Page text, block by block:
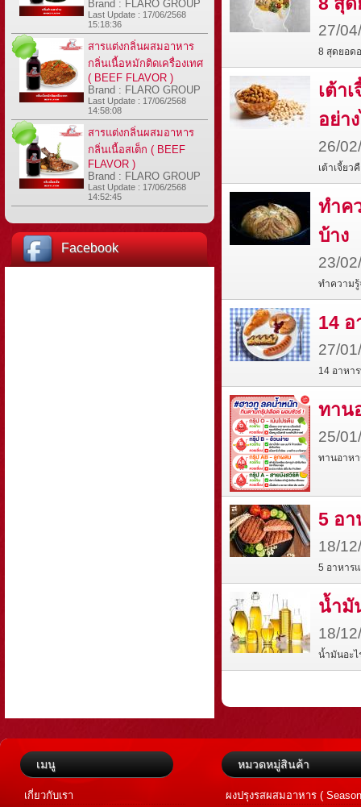
27/
8 สุดยอด
เต้า
อย่า
26/
เต้าเจี้ยว
ทำค
บ้าง
23/
ทำความรู้
14 อ
27/
14 อาหา
ทาน
25/
ทานอาหา
5 อ
18/
5 อาหาร
น้ำมั
18/
น้ำมันอะไ
Brand : FLARO GROUP
Last Update : 17/06/2568
15:18:36
สารแต่งกลิ่นผสมอาหาร
กลิ่นเนื้อหมักติดเครื่องเทศ
( BEEF FLAVOR )
Brand : FLARO GROUP
Last Update : 17/06/2568
14:58:08
สารแต่งกลิ่นผสมอาหาร
กลิ่นเนื้อสเต็ก ( BEEF
FLAVOR )
Brand : FLARO GROUP
Last Update : 17/06/2568
14:52:45
Facebook
เมนู
เกี่ยวกับเรา
หมวดหมู่สินค้า
ผงปรุงรสผสมอาหาร (